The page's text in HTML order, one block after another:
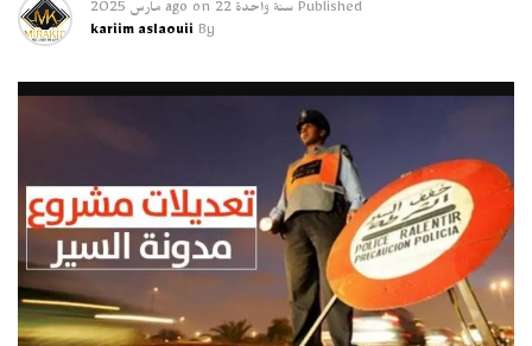
Published سنة واحدة ago on 22 مارس 2025
By
kariim aslaouii